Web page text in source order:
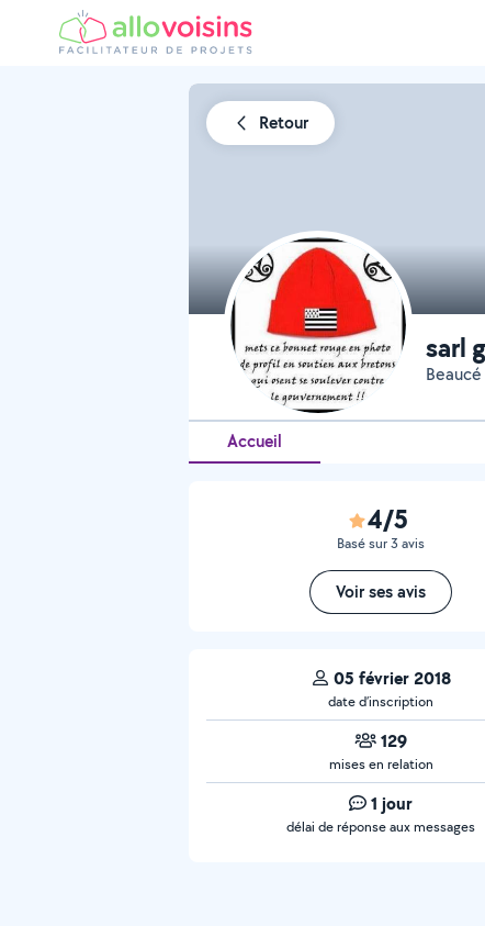
Retour
sarl
Beaucé
Accueil
4/5
Basé sur 3 avis
Voir ses avis
05 février 2018
date d’inscription
129
mises en relation
1 jour
délai de réponse aux messages